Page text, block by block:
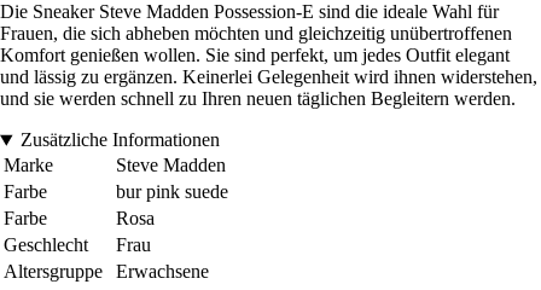
Die Sneaker Steve Madden Possession-E sind die ideale Wahl für
Frauen, die sich abheben möchten und gleichzeitig unübertroffenen
Komfort genießen wollen. Sie sind perfekt, um jedes Outfit elegant
und lässig zu ergänzen. Keinerlei Gelegenheit wird ihnen widerstehen,
und sie werden schnell zu Ihren neuen täglichen Begleitern werden.
Zusätzliche Informationen
Marke
Steve Madden
Farbe
bur pink suede
Farbe
Rosa
Geschlecht
Frau
Altersgruppe
Erwachsene